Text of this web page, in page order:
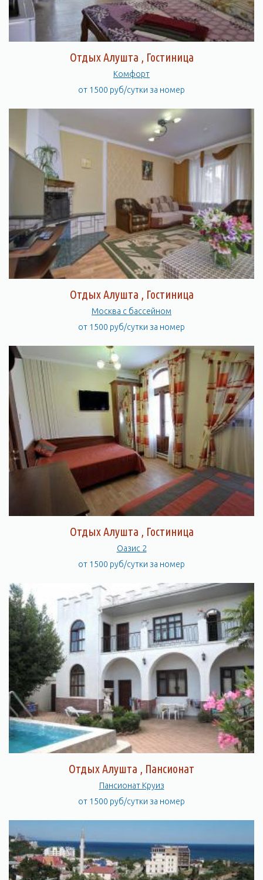
Отдых Алушта , Гостиница
Комфорт
от 1500 руб/сутки за номер
Отдых Алушта , Гостиница
Москва с бассейном
от 1500 руб/сутки за номер
Отдых Алушта , Гостиница
Оазис 2
от 1500 руб/сутки за номер
Отдых Алушта , Пансионат
Пансионат Круиз
от 1500 руб/сутки за номер